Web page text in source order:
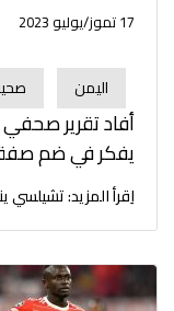
17 تموز/يوليو 2023
اليمن
أفاد تقرير صحفي
يفكر في ضم
اِقرأ المزيد: